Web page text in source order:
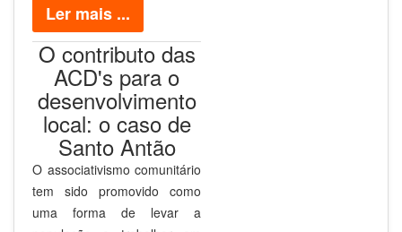
Ler mais ...
O contributo das
ACD's para o
desenvolvimento
local: o caso de
Santo Antão
O associativismo comunitário
tem sido promovido como
uma forma de levar a